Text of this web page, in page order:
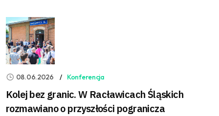
08.06.2026 Konferencja
Kolej bez granic. W Racławicach Śląskich
rozmawiano o przyszłości pogranicza